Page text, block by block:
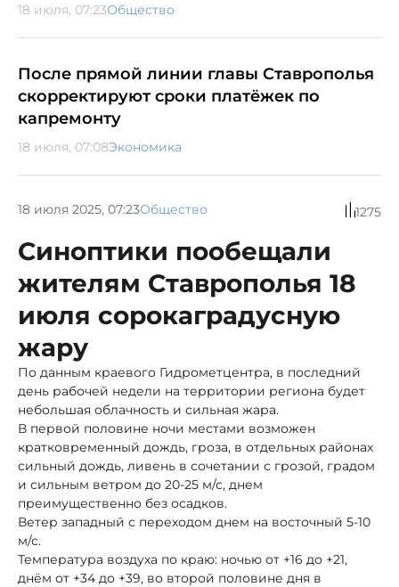
18 июля, 07:23Общество
После прямой линии главы Ставрополья
скорректируют сроки платёжек по
капремонту
18 июля, 07:08Экономика
18 июля 2025, 07:23Общество 1275
Синоптики пообещали
жителям Ставрополья 18
июля сорокаградусную
жару
По данным краевого Гидрометцентра, в последний
день рабочей недели на территории региона будет
небольшая облачность и сильная жара.
В первой половине ночи местами возможен
кратковременный дождь, гроза, в отдельных районах
сильный дождь, ливень в сочетании с грозой, градом
и сильным ветром до 20-25 м/с, днем
преимущественно без осадков.
Ветер западный с переходом днем на восточный 5-10
м/с.
Температура воздуха по краю: ночью от +16 до +21,
днём от +34 до +39, во второй половине дня в